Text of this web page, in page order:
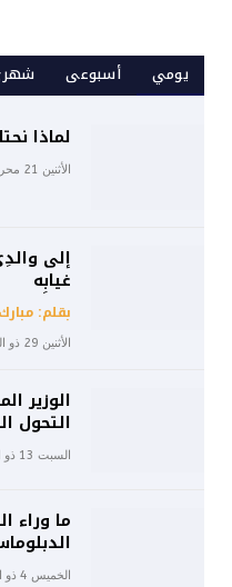
يومي أسبوعى
لماذا
الأثنين 21 محرم 1448هـ 6-7-2026م
إلى
غيابِه
بقلم:
الأثنين 29 ذو الحجة 1447هـ 15-6-2026م
الوزير
التحول
السبت 13 ذو الحجة 1447هـ 30-5-2026م
ما وراء
الخميس 4 ذو الحجة 1447هـ 21-5-2026م